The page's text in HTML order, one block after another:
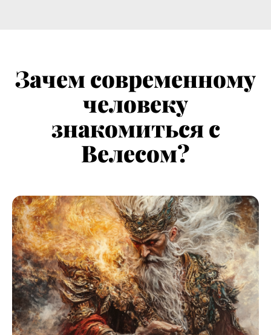
Зачем современному
человеку
знакомиться с
Велесом?